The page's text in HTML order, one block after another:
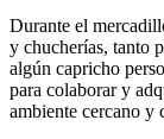
Durante el
y chucherías, tanto
algún capricho
para colaborar y
ambiente cercano y